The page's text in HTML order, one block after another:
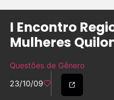
I Encontro
Mulheres
Questões de Gênero
23/10/09